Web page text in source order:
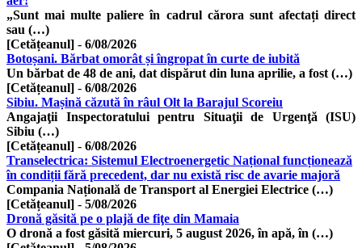
„Sunt mai multe paliere în cadrul cărora sunt afectați direct
sau (…)
[Cetățeanul] - 6/08/2026
Botoșani. Bărbat omorât și îngropat în curte de iubită
Un bărbat de 48 de ani, dat dispărut din luna aprilie, a fost (…)
[Cetățeanul] - 6/08/2026
Sibiu. Mașină căzută în râul Olt la Barajul Scoreiu
Angajaţii Inspectoratului pentru Situaţii de Urgenţă (ISU)
Sibiu (…)
[Cetățeanul] - 6/08/2026
Transelectrica: Sistemul Electroenergetic Național funcționează
în condiții fără precedent, dar nu există risc de avarie majoră
Compania Națională de Transport al Energiei Electrice (…)
[Cetățeanul] - 5/08/2026
Dronă găsită pe o plajă de fiţe din Mamaia
O dronă a fost găsită miercuri, 5 august 2026, în apă, în (…)